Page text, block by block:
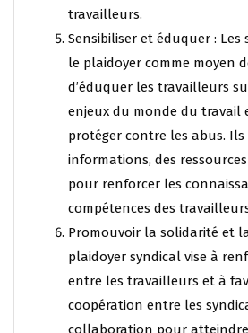
travailleurs.
Sensibiliser et éduquer :
le plaidoyer comme moyen
d’éduquer les travailleurs
enjeux du monde du travail
protéger contre les abus.
informations, des
pour renforcer les
compétences des
Promouvoir la solidarité et
plaidoyer syndical vise à
entre les travailleurs et à
coopération entre les
collaboration pour atteindre